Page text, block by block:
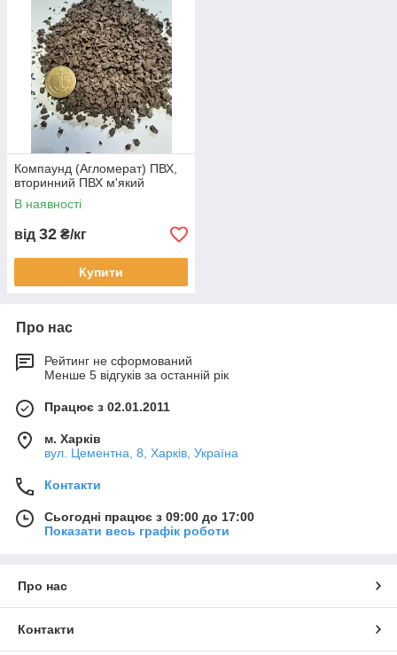
Компаунд (Агломерат) ПВХ,
вторинний ПВХ м'який
В наявності
від 32 ₴/кг
Купити
Про нас
Рейтинг не сформований
Менше 5 відгуків за останній рік
Працює з 02.01.2011
м. Харків
вул. Цементна, 8, Харків, Україна
Контакти
Сьогодні працює з 09:00 до 17:00
Показати весь графік роботи
Про нас
Контакти